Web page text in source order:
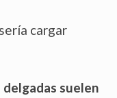
cargar
suelen